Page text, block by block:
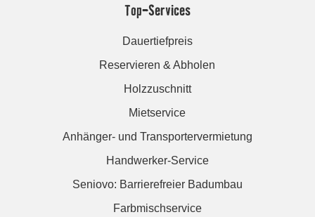
Top-Services
Dauertiefpreis
Reservieren & Abholen
Holzzuschnitt
Mietservice
Anhänger- und Transportervermietung
Handwerker-Service
Seniovo: Barrierefreier Badumbau
Farbmischservice